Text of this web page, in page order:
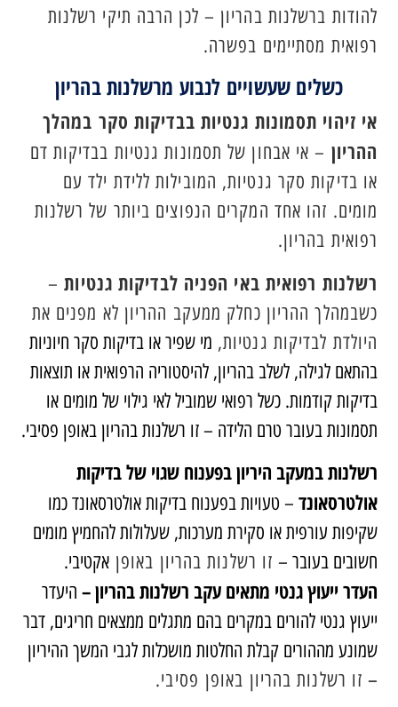
להודות ברשלנות בהריון – לכן הרבה תיקי רשלנות
רפואית מסתיימים בפשרה.
כשלים שעשויים לנבוע מרשלנות בהריון
אי זיהוי תסמונות גנטיות בבדיקות סקר במהלך
ההריון – אי אבחון של תסמונות גנטיות בבדיקות דם
או בדיקות סקר גנטיות, המובילות ללידת ילד עם
מומים. זהו אחד המקרים הנפוצים ביותר של רשלנות
רפואית בהריון.
רשלנות רפואית באי הפניה לבדיקות גנטיות–
כשבמהלך ההריון כחלק ממעקב ההריון לא מפנים את
היולדת לבדיקות גנטיות, מי שפיר או בדיקות סקר חיוניות
בהתאם לגילה, לשלב בהריון, להיסטוריה הרפואית או תוצאות
בדיקות קודמות. כשל רפואי שמוביל לאי גילוי של מומים או
תסמונות בעובר טרם הלידה – זו רשלנות בהריון באופן פסיבי.
רשלנות במעקב היריון בפענוח שגוי של בדיקות
אולטרסאונד– טעויות בפענוח בדיקות אולטרסאונד כמו
שקיפות עורפית או סקירת מערכות, שעלולות להחמיץ מומים
חשובים בעובר – זו רשלנות בהריון באופןאקטיבי.
העדר ייעוץ גנטי מתאים עקב רשלנות בהריון – היעדר
ייעוץ גנטי להורים במקרים בהם מתגלים ממצאים חריגים, דבר
שמונע מההורים קבלת החלטות מושכלות לגבי המשך ההיריון
– זו רשלנות בהריון באופן פסיבי.